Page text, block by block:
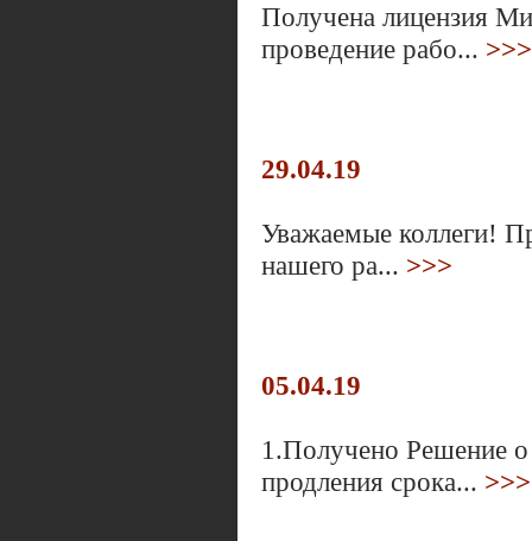
Получена лицензия
проведение рабо... >>>
29.04.19
Уважаемые коллеги!
нашего ра... >>>
05.04.19
1.Получено Решение
продления срока... >>>